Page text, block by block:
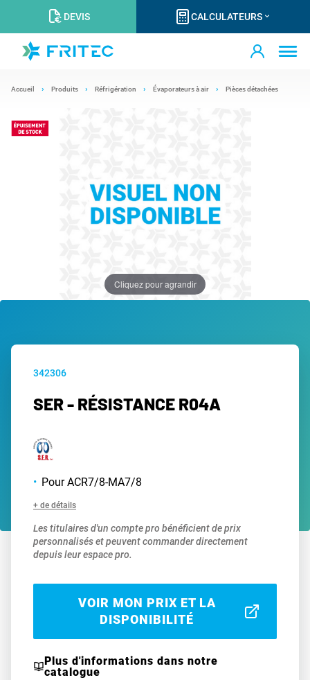
DEVIS CALCULATEURS
Accueil Produits Réfrigération Évaporateurs à air Pièces détachées
Cliquez pour agrandir
342306
SER - RÉSISTANCE R04A
Pour ACR7/8-MA7/8
+ de détails
Les titulaires d'un compte pro bénéficient de prix
personnalisés et peuvent commander directement
depuis leur espace pro.
VOIR MON PRIX ET LA
DISPONIBILITÉ
Plus d'informations dans notre
catalogue